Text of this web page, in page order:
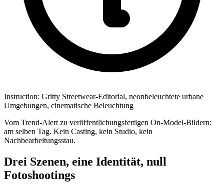
Instruction: Gritty Streetwear-Editorial, neonbeleuchtete urbane
Umgebungen, cinematische Beleuchtung
Vom Trend-Alert zu veröffentlichungsfertigen On-Model-Bildern:
am selben Tag. Kein Casting, kein Studio, kein
Nachbearbeitungsstau.
Drei Szenen, eine Identität, null
Fotoshootings